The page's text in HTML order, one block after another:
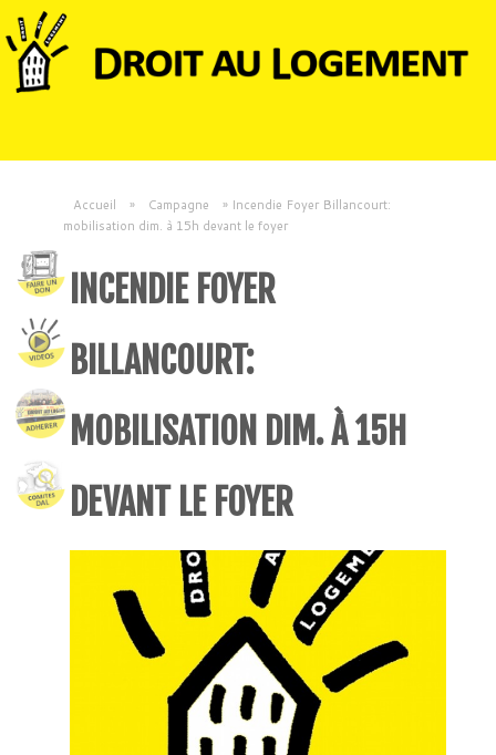
Accueil » Campagne » Incendie Foyer Billancourt:
mobilisation dim. à 15h devant le foyer
INCENDIE FOYER
BILLANCOURT:
MOBILISATION DIM. À 15H
DEVANT LE FOYER